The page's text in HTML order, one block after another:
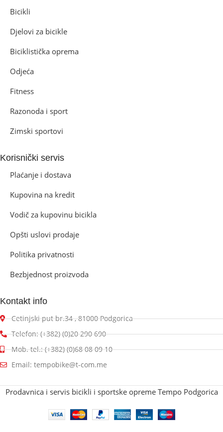
Bicikli
Djelovi za bicikle
Biciklistička oprema
Odjeća
Fitness
Razonoda i sport
Zimski sportovi
Korisnički servis
Plaćanje i dostava
Kupovina na kredit
Vodič za kupovinu bicikla
Opšti uslovi prodaje
Politika privatnosti
Bezbjednost proizvoda
Kontakt info
Cetinjski put br.34 , 81000 Podgorica
Telefon: (+382) (0)20 290 690
Mob. tel.: (+382) (0)68 08 09 10
Email: tempobike@t-com.me
Prodavnica i servis bicikli i sportske opreme Tempo Podgorica